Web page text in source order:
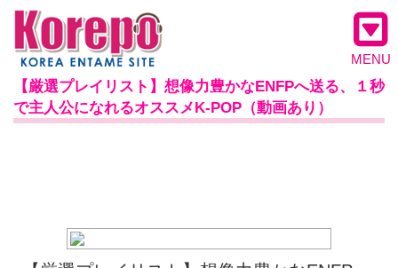
MENU
【厳選プレイリスト】想像力豊かなENFPへ送る、１秒
で主人公になれるオススメK-POP（動画あり）